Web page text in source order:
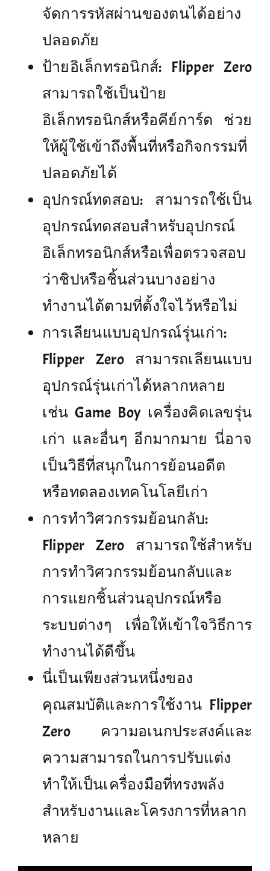
จัดการรหัสผ่านของตนได้อย่าง
ปลอดภัย
ป้ายอิเล็กทรอนิกส์: Flipper Zero
สามารถใช้เป็นป้าย
อิเล็กทรอนิกส์หรือคีย์การ์ด ช่วย
ให้ผู้ใช้เข้าถึงพื้นที่หรือกิจกรรมที่
ปลอดภัยได้
อุปกรณ์ทดสอบ: สามารถใช้เป็น
อุปกรณ์ทดสอบสำหรับอุปกรณ์
อิเล็กทรอนิกส์หรือเพื่อตรวจสอบ
ว่าชิปหรือชิ้นส่วนบางอย่าง
ทำงานได้ตามที่ตั้งใจไว้หรือไม่
การเลียนแบบอุปกรณ์รุ่นเก่า:
Flipper Zero สามารถเลียนแบบ
อุปกรณ์รุ่นเก่าได้หลากหลาย
เช่น Game Boy เครื่องคิดเลขรุ่น
เก่า และอื่นๆ อีกมากมาย นี่อาจ
เป็นวิธีที่สนุกในการย้อนอดีต
หรือทดลองเทคโนโลยีเก่า
การทำวิศวกรรมย้อนกลับ:
Flipper Zero สามารถใช้สำหรับ
การทำวิศวกรรมย้อนกลับและ
การแยกชิ้นส่วนอุปกรณ์หรือ
ระบบต่างๆ เพื่อให้เข้าใจวิธีการ
ทำงานได้ดีขึ้น
นี่เป็นเพียงส่วนหนึ่งของ
คุณสมบัติและการใช้งาน Flipper
Zero ความอเนกประสงค์และ
ความสามารถในการปรับแต่ง
ทำให้เป็นเครื่องมือที่ทรงพลัง
สำหรับงานและโครงการที่หลาก
หลาย